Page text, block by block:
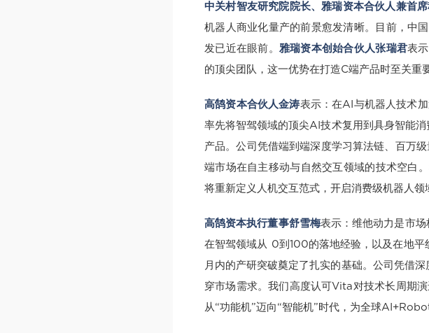
中关村智友研究院院长、雅瑞资本合伙人兼首
机器人商业化量产的前景愈发清晰。目前，中
发已近在眼前。 雅瑞资本创始合伙人张瑞君表
的顶尖团队，这一优势在打造C端产品时至关重
高鹄资本合伙人金涛表示：在AI与机器人技术
率先将智驾领域的顶尖AI技术复用到具身智能
产品。公司凭借端到端深度学习算法链、百万
端市场在自主移动与自然交互领域的技术空白
将重新定义人机交互范式，开启消费级机器人领
高鹄资本执行董事舒雪梅表示：维他动力是市
在智驾领域从 0到100的落地经验，以及在地
月内的产研突破奠定了扎实的基础。公司凭借
穿市场需求。我们高度认可Vita对技术长周期
从“功能机”迈向“智能机”时代，为全球